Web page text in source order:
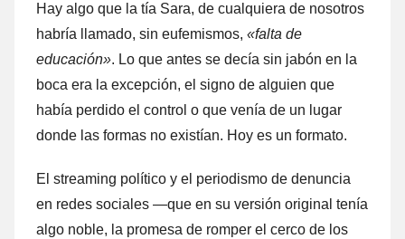
Hay algo que la tía Sara, de cualquiera de nosotros
habría llamado, sin eufemismos, «falta de
educación». Lo que antes se decía sin jabón en la
boca era la excepción, el signo de alguien que
había perdido el control o que venía de un lugar
donde las formas no existían. Hoy es un formato.
El streaming político y el periodismo de denuncia
en redes sociales —que en su versión original tenía
algo noble, la promesa de romper el cerco de los